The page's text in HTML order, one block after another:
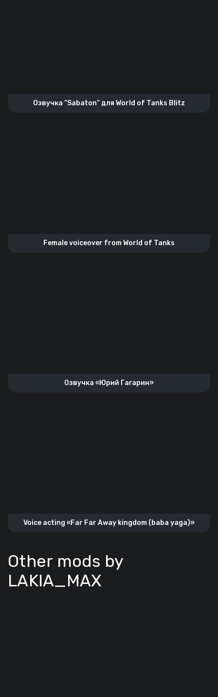
Озвучка “Sabaton” для World of Tanks Blitz
Female voiceover from World of Tanks
Озвучка «Юрий Гагарин»
Voice acting «Far Far Away kingdom (baba yaga)»
Other mods by
LAKIA_MAX